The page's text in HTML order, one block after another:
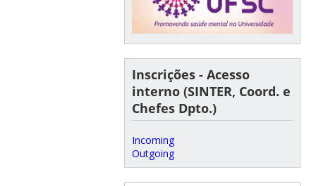
Inscrições - Acesso
interno (SINTER, Coord. e
Chefes Dpto.)
Incoming
Outgoing